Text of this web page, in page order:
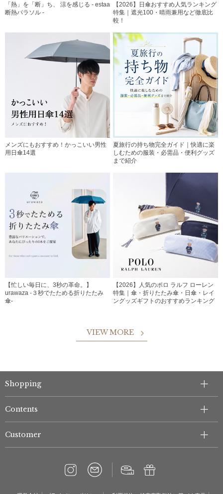
「熱」を「断」ち、 涼を感じる - estaa
断熱パラソル -
【2026】日傘おすすめ人気ランキング
特集｜遮光100・晴雨兼用など徹底比
較！
メンズにもおすすめ！かっこいい男性
用日傘14選
夏旅行の持ち物完全ガイド｜快適に楽
しむための服装・必需品・便利グッズ
まで紹介
【忙しい毎日に、3秒の革命。】
urawaza -３秒でたためる折りたたみ
傘-
【2026】人気のポロ ラルフ ローレン
特集｜傘・折りたたみ傘・日傘・レイ
ングッズギフトのおすすめランキング
VIEW MORE
Shopping
Contents
Customer